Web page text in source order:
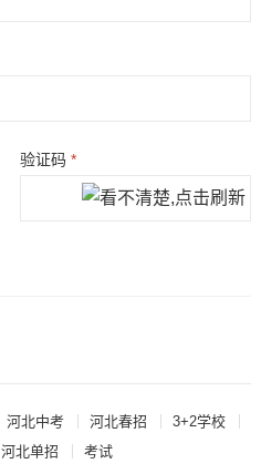
验证码*
河北中考 河北春招
3+2学校
河北单招 考试